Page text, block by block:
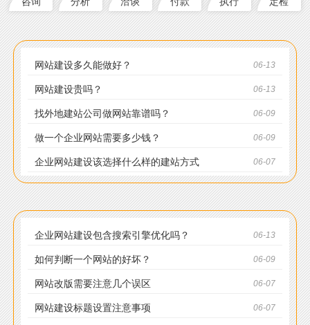
06-13
网站建设多久能做好？
06-13
网站建设贵吗？
06-09
找外地建站公司做网站靠谱吗？
06-09
做一个企业网站需要多少钱？
06-07
企业网站建设该选择什么样的建站方式
06-13
企业网站建设包含搜索引擎优化吗？
06-09
如何判断一个网站的好坏？
06-07
网站改版需要注意几个误区
06-07
网站建设标题设置注意事项